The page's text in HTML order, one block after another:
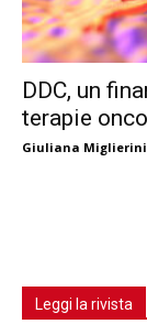
DDC, un
terapie
Giuliana Miglierini
Leggi la rivista